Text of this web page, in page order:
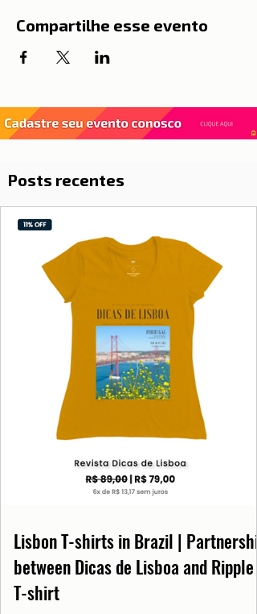
Compartilhe esse evento
Posts recentes
Lisbon T-shirts in Brazil | Partnership
between Dicas de Lisboa and Ripple
T-shirt